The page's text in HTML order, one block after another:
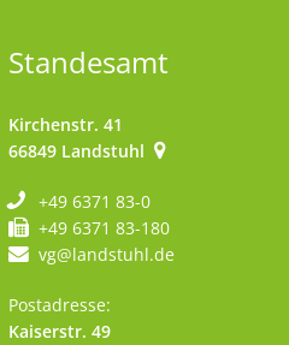
Standesamt
Kirchenstr. 41
66849 Landstuhl
+49 6371 83-0
+49 6371 83-180
vg@landstuhl.de
Postadresse:
Kaiserstr. 49